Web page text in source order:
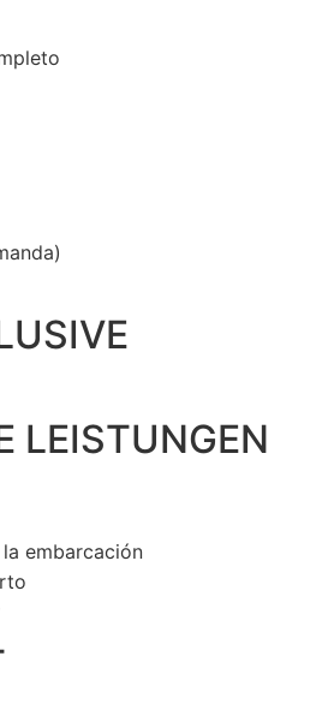
LEISTUNGEN
embarcación